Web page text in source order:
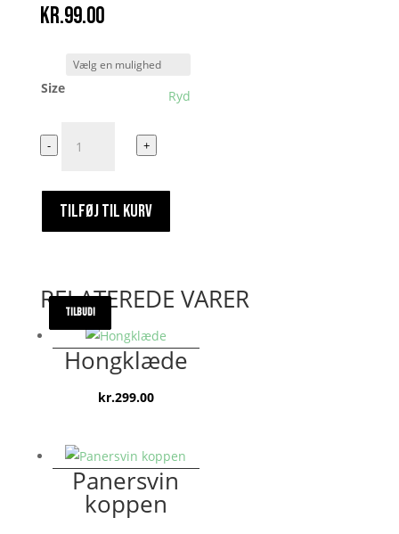
kr.99.00
Size Ryd
Jeg
har
masser
sex
- +
TILFØJ TIL KURV
RELATEREDE VARER
Hongklæde
kr.299.00
TILBUD!
Panersvin
koppen
TILBUD!
TILBUD!